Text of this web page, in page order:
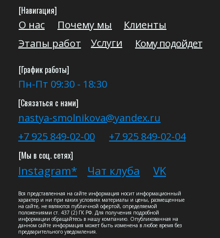
[Связаться с нами]
Вся представленная на сайте информация носит информационный
характер и ни при каких условиях материалы и цены, размещенные
на сайте, не являются публичной офертой, определяемой
положениями ст. 437 (2) ГК РФ. Для получения подробной
информации обращайтесь в нашу компанию. Опубликованная на
данном сайте информация может быть изменена в любое время без
предварительного уведомления.
[Навигация]
Услуги
Этапы работ
Клиенты
Кому подойдет
Почему мы
nastya-smolnikova@yandex.ru
+7 925 849-02-04
+7 925 849-02-00
[Мы в соц. сетях]
[График работы]
VK
Чат клуба
Instagram*
Пн-Пт 09:30 - 18:30
О нас